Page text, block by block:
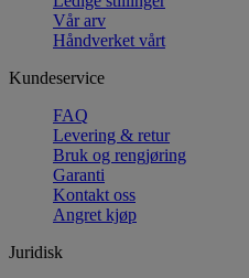
Vår arv
Håndverket vårt
Kundeservice
FAQ
Levering & retur
Bruk og rengjøring
Garanti
Kontakt oss
Angret kjøp
Juridisk